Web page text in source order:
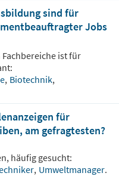
sind für
Jobs
ist für
, Biotechnik,
für
am gefragtesten?
häufig gesucht:
, Umweltmanager.